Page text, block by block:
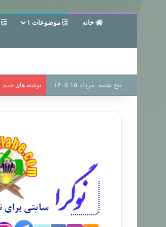
خانه موضوعات ۱
پنج شنبه, مرداد ۱۵ ۱۴۰۵ نوشته های جدید